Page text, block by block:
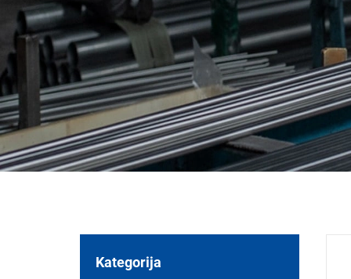
Kategorija